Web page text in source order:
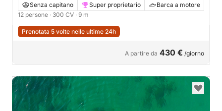
Senza capitano Super proprietario
Barca a motore
12 persone · 300 CV · 9 m
Prenotata 5 volte nelle ultime 24h
A partire da 430 € /giorno